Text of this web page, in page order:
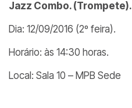
Jazz Combo. (Trompete).
Dia: 12/09/2016 (2º feira).
Horário: às 14:30 horas.
Local: Sala 10 – MPB Sede